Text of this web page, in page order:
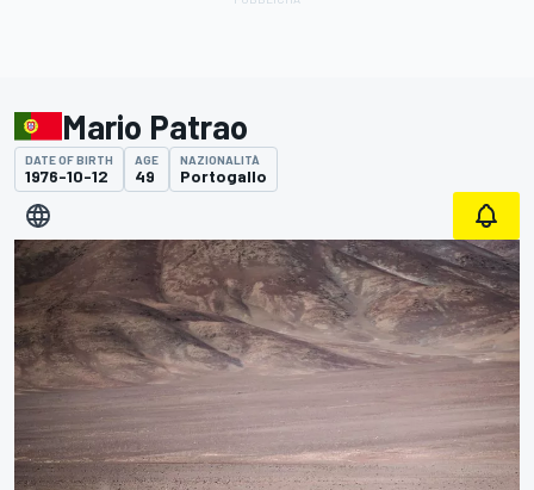
Mario Patrao
DATE OF BIRTH
1976-10-12
AGE
49
NAZIONALITÀ
Portogallo